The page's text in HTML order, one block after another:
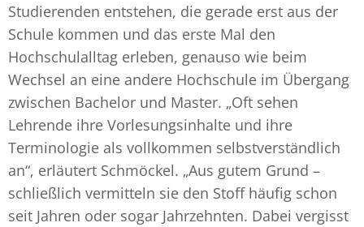
Studierenden entstehen, die gerade erst aus der
Schule kommen und das erste Mal den
Hochschulalltag erleben, genauso wie beim
Wechsel an eine andere Hochschule im Übergang
zwischen Bachelor und Master. „Oft sehen
Lehrende ihre Vorlesungsinhalte und ihre
Terminologie als vollkommen selbstverständlich
an“, erläutert Schmöckel. „Aus gutem Grund –
schließlich vermitteln sie den Stoff häufig schon
seit Jahren oder sogar Jahrzehnten. Dabei vergisst